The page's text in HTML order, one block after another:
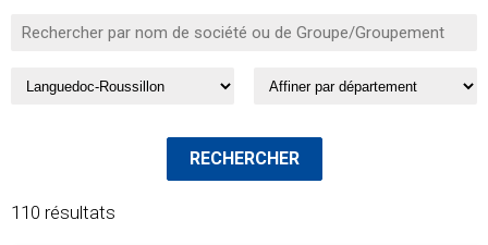
110 résultats